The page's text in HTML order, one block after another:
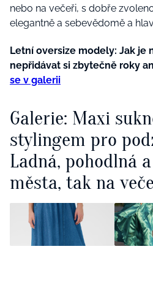
nebo na večeři, s dobře
elegantně a sebevědomě a
Letní oversize modely: Jak je
nepřidávat si zbytečně roky
se v galerii
Galerie: Maxi
stylingem pro
Ladná, pohodlná
města, tak na